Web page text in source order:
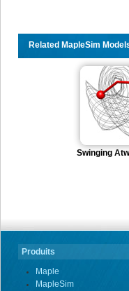
Related MapleSim
Swinging
Produits
Maple
MapleSim